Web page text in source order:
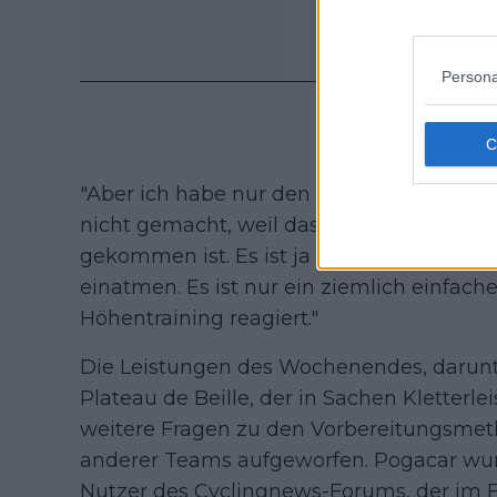
"Aber ich habe nur den ersten Teil des
nicht gemacht, weil das Mädchen, das
gekommen ist. Es ist ja nicht so, dass wir
einatmen. Es ist nur ein ziemlich
Höhentraining reagiert."
Die Leistungen des Wochenendes,
Plateau de Beille, der in Sachen
weitere Fragen zu den
anderer Teams aufgeworfen. Pogacar
Nutzer des Cyclingnews-Forums, der im